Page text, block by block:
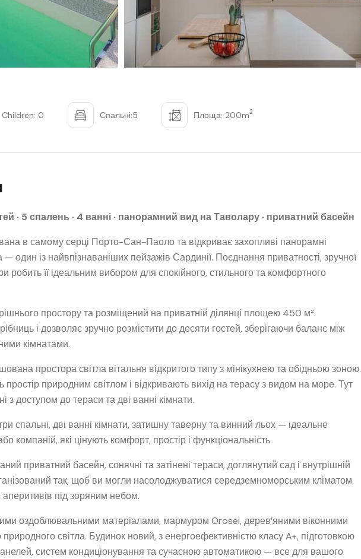
Children: 0 Спальні:5 Площа: 200m2
· 5 спалень · 4 ванні · панорамний вид на Таволару · приватний басейн
в самому серці Порто-Сан-Паоло та відкриває захопливі панорамні
один із найвпізнаваніших пейзажів Сардинії. Поєднання приватності, зручної
робить її ідеальним вибором для спокійного, стильного та комфортного
простору та розміщений на приватній ділянці площею 450 м².
і дозволяє зручно розмістити до десяти гостей, зберігаючи баланс між
кімнатами.
простора світла вітальня відкритого типу з мінікухнею та обідньою зоною.
природним світлом і відкривають вихід на терасу з видом на море. Тут
з доступом до тераси та дві ванні кімнати.
спальні, дві ванні кімнати, затишну таверну та винний льох — ідеальне
компаній, які цінують комфорт, простір і функціональність.
приватний басейн, сонячні та затінені тераси, доглянутий сад і внутрішній
так, щоб ви могли насолоджуватися середземноморським кліматом
аперитивів під зоряним небом.
оздоблювальними матеріалами, мармуром Orosei, дерев’яними віконними
світла. Будинок новий, з енергоефективністю класу A+, підготовкою
систем кондиціонування та сучасною автоматикою — все для вашого